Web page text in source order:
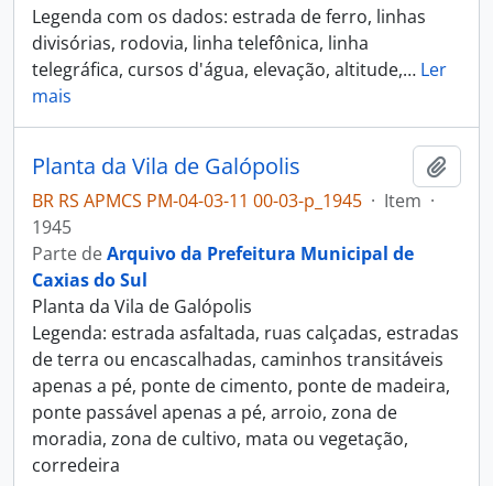
Legenda com os dados: estrada de ferro, linhas
divisórias, rodovia, linha telefônica, linha
telegráfica, cursos d'água, elevação, altitude,… Ler
mais
Planta da Vila de Galópolis
BR RS APMCS PM-04-03-11 00-03-p_1945 · Item ·
1945
Parte deArquivo da Prefeitura Municipal de
Caxias do Sul
Planta da Vila de Galópolis
Legenda: estrada asfaltada, ruas calçadas, estradas
de terra ou encascalhadas, caminhos transitáveis
apenas a pé, ponte de cimento, ponte de madeira,
ponte passável apenas a pé, arroio, zona de
moradia, zona de cultivo, mata ou vegetação,
corredeira